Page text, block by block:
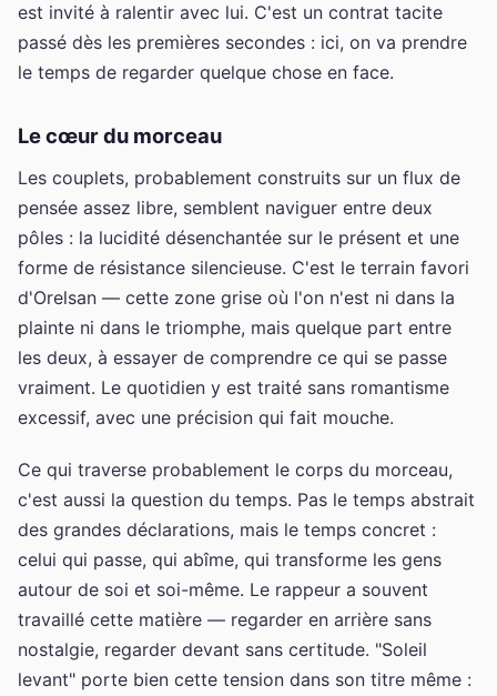
est invité à ralentir avec lui. C'est un contrat tacite
passé dès les premières secondes : ici, on va prendre
le temps de regarder quelque chose en face.
Le cœur du morceau
Les couplets, probablement construits sur un flux de
pensée assez libre, semblent naviguer entre deux
pôles : la lucidité désenchantée sur le présent et une
forme de résistance silencieuse. C'est le terrain favori
d'Orelsan — cette zone grise où l'on n'est ni dans la
plainte ni dans le triomphe, mais quelque part entre
les deux, à essayer de comprendre ce qui se passe
vraiment. Le quotidien y est traité sans romantisme
excessif, avec une précision qui fait mouche.
Ce qui traverse probablement le corps du morceau,
c'est aussi la question du temps. Pas le temps abstrait
des grandes déclarations, mais le temps concret :
celui qui passe, qui abîme, qui transforme les gens
autour de soi et soi-même. Le rappeur a souvent
travaillé cette matière — regarder en arrière sans
nostalgie, regarder devant sans certitude. "Soleil
levant" porte bien cette tension dans son titre même :